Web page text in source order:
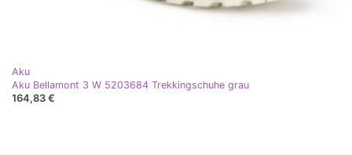
Aku
Aku Bellamont 3 W 5203684 Trekkingschuhe grau
164,83 €